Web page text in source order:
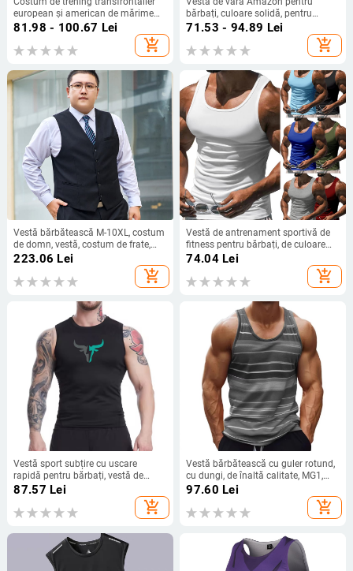
european și american de mărime
mare, sport, fitness, Amazon, corset
abdominal pentru bărbați/femei,
talie, trening, mânecă scurtă
81.98 - 100.67 Lei
add_shopping_cart
bărbați, culoare solidă, pentru
comerț exterior european și
american, sport, top elastic, croială,
cu uscare rapidă, vestă de
71.53 - 94.89 Lei
add_shopping_cart
Vestă bărbătească M-10XL, costum
de domn, vestă, costum de frate,
mire, rochie de mireasă, mărime
223.06 Lei
add_shopping_cart
Vestă de antrenament sportivă de
fitness pentru bărbați, de culoare
solidă, în formă de I, pentru vară,
europeană și americană, 2023
74.04Lei
add_shopping_cart
Vestă sport subțire cu uscare
rapidă pentru bărbați, vestă de
fitness, respirabilă, fără mâneci,
cămașă în aer liber pentru alergare,
vestă elastică completă pentru
87.57 Lei
add_shopping_cart
Vestă bărbătească cu guler rotund,
cu dungi, de înaltă calitate, MG1,
2025, nouă, Amazon, pentru Europa
și America, transfrontalieră, casual,
de înaltă calitate
97.60 Lei
add_shopping_cart